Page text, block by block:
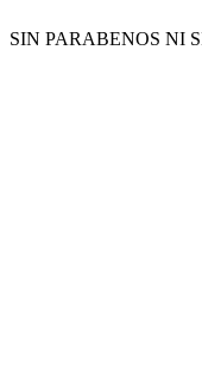
SIN PARABENOS NI